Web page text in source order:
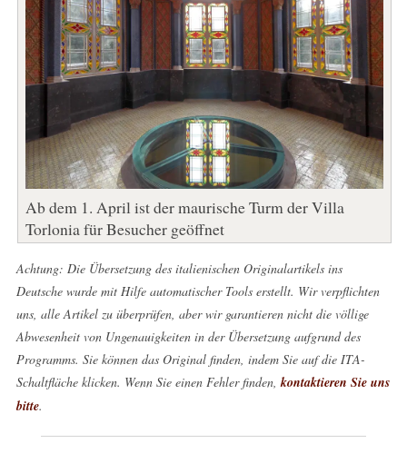
Ab dem 1. April ist der maurische Turm der Villa
Torlonia für Besucher geöffnet
Achtung: Die Übersetzung des italienischen Originalartikels ins
Deutsche wurde mit Hilfe automatischer Tools erstellt. Wir verpflichten
uns, alle Artikel zu überprüfen, aber wir garantieren nicht die völlige
Abwesenheit von Ungenauigkeiten in der Übersetzung aufgrund des
Programms. Sie können das Original finden, indem Sie auf die ITA-
Schaltfläche klicken. Wenn Sie einen Fehler finden,kontaktieren Sie uns
bitte.